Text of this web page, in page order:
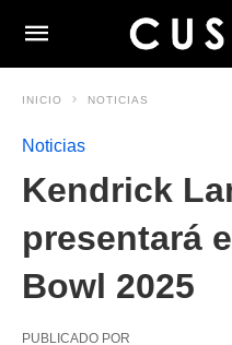
INICIO NOTICIAS
Noticias
Kendrick
presentará
Bowl 2025
PUBLICADO POR